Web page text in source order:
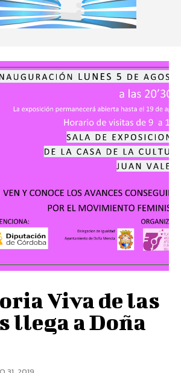
Viva de las
llega a Doña